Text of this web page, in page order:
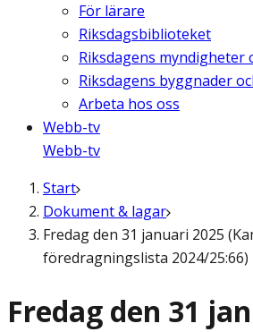
För lärare
Riksdagsbiblioteket
Riksdagens myndigheter
Riksdagens byggnader
Arbeta hos oss
Webb-tv
Webb-tv
Start
Dokument & lagar
Fredag den 31 januari 2025
föredragningslista 2024/25:66)
Fredag den 31